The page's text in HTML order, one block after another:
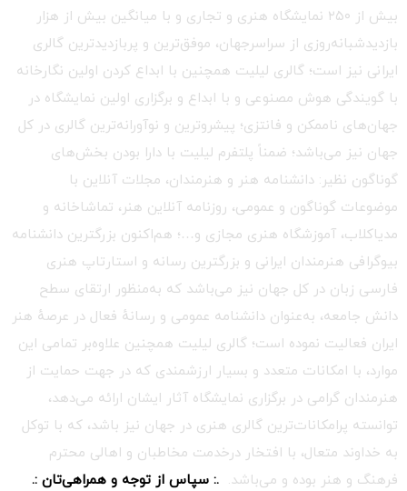
بیش از ۲۵۰ نمایشگاه هنری و تجاری و با میانگین بیش از هزار
بازدیدشبانه‌روزی از سراسرجهان، موفق‌ترین و پربازدیدترین گالری
ایرانی نیز است؛ گالری لیلیت همچنین با ابداع کردن اولین نگارخانه
با گویندگی هوش مصنوعی و با ابداع و برگزاری اولین نمایشگاه در
جهان‌های ناممکن و فانتزی؛ پیشروترین و نوآورانه‌ترین گالری در کل
جهان نیز می‌باشد؛ ضمناً پلتفرم لیلیت با دارا بودن بخش‌های
گوناگون نظیر: دانشنامه هنر و هنرمندان، مجلات آنلاین با
موضوعات گوناگون و عمومی، روزنامه آنلاین هنر، تماشاخانه و
مدیاکلاب، آموزشگاه هنری مجازی و…؛ هم‌اکنون بزرگترین دانشنامه
بیوگرافی هنرمندان ایرانی و بزرگترین رسانه و استارتاپ هنری
فارسی زبان در کل جهان نیز می‌باشد که به‌منظور ارتقای سطح
دانش جامعه، به‌عنوان دانشنامه عمومی و رسانهٔ فعال در عرصهٔ هنر
ایران فعالیت نموده است؛ گالری لیلیت همچنین علاوه‌بر تمامی این
موارد، با امکانات متعدد و بسیار ارزشمندی که در جهت حمایت از
هنرمندان گرامی در برگزاری نمایشگاه آثار ایشان ارائه می‌دهد،
توانسته پرامکانات‌ترین گالری هنری در جهان نیز باشد، که با توکل
به خداوند متعال، با افتخار درخدمت مخاطبان و اهالی محترم
فرهنگ و هنر بوده و می‌باشد. .: سپاس از توجه و همراهی‌تان :.